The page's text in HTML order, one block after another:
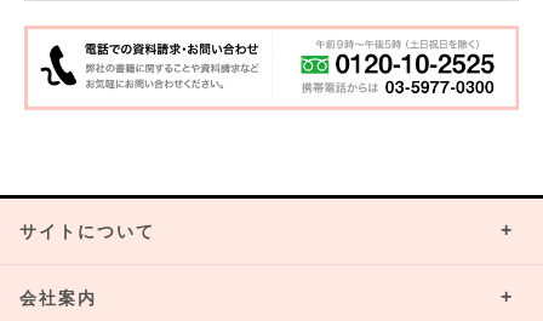
サイトについて
会社案内